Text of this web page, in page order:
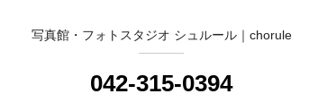
写真館・フォトスタジオ シュルール｜chorule
042-315-0394